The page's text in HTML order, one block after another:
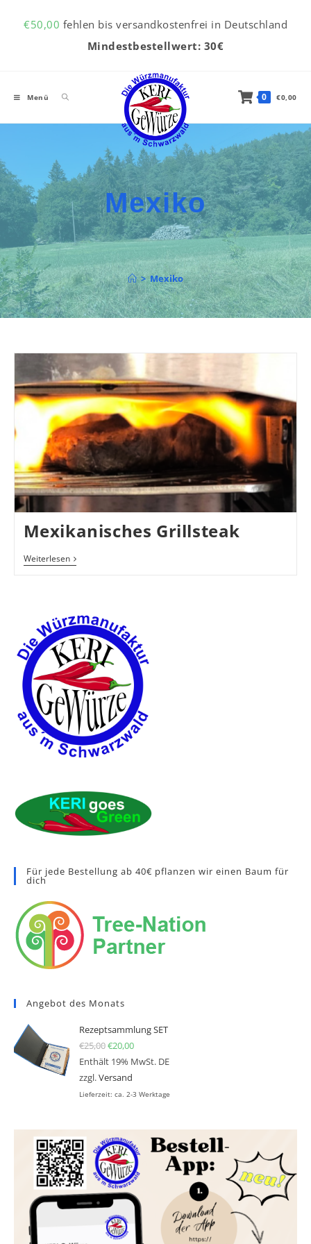
€50,00 fehlen bis versandkostenfrei in Deutschland
Mindestbestellwert: 30€
Menü 0 €0,00
Mexiko
> Mexiko
Mexikanisches Grillsteak
WeiterlesenMexikanisches Grillsteak
Für jede Bestellung ab 40€ pflanzen wir einen Baum für
dich
Angebot des Monats
Rezeptsammlung SET
€25,00Ursprünglicher Preis war: €25,00
€20,00Aktueller Preis ist: €20,00.
Enthält 19% MwSt. DE
zzgl.Versand
Lieferzeit: ca. 2-3 Werktage